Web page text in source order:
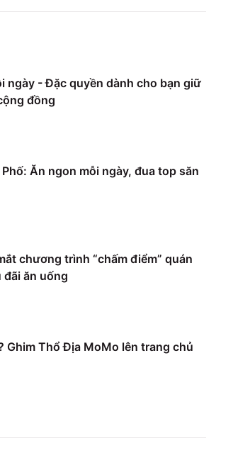
ngày - Đặc quyền dành cho bạn giữ
đồng
Ăn ngon mỗi ngày, đua top săn
chương trình “chấm điểm” quán
đãi ăn uống
Ghim Thổ Địa MoMo lên trang chủ